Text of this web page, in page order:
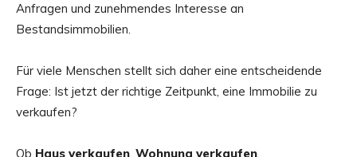
Anfragen und zunehmendes Interesse an
Bestandsimmobilien.
Für viele Menschen stellt sich daher eine entscheidende
Frage: Ist jetzt der richtige Zeitpunkt, eine Immobilie zu
verkaufen?
Ob Haus verkaufen, Wohnung verkaufen,